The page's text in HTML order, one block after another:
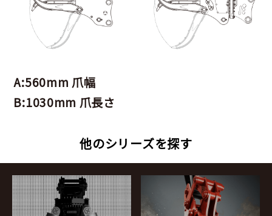
A:560mm 爪幅
B:1030mm 爪長さ
他のシリーズを探す